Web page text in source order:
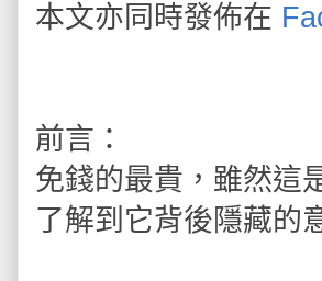
本文亦同時發佈在
前言：
免錢的最貴，雖然這
了解到它背後隱藏的